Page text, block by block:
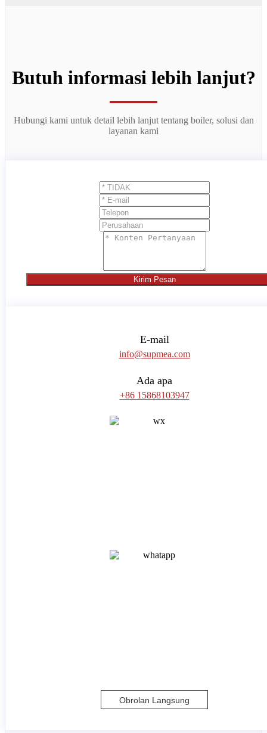
Butuh informasi lebih lanjut?
Hubungi kami untuk detail lebih lanjut tentang boiler, solusi dan
layanan kami
Kirim Pesan
E-mail
info@supmea.com
Ada apa
+86 15868103947
Obrolan Langsung